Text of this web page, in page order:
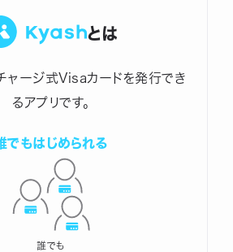
とは
ャージ式Visaカードを発行でき
るアプリです。
でもはじめられる
誰でも